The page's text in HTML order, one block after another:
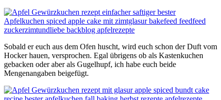
Sobald er euch aus dem Ofen huscht, wird euch schon der Duft vom
Hocker hauen, versprochen. Egal übrigens ob als Kastenkuchen
gebacken oder aber als Gugelhupf, ich habe euch beide
Mengenangaben beigefügt.